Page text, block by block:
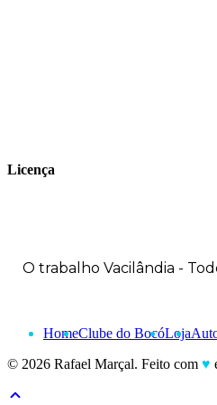
Licença
O trabalho Vacilândia -
HomeClube do BocóLoja
© 2026 Rafael Marçal. Feito com ♥